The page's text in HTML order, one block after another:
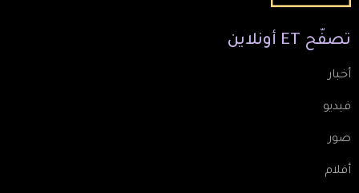
تصفّح ET أونلاين
أخبار
فيديو
صور
أفلام